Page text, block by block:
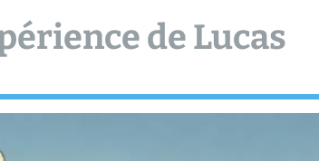
de Lucas